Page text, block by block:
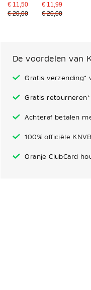
€ 11,50
€ 20,00
€ 11,99
€ 20,00
De voordelen van
Gratis verzending*
Gratis
Achteraf betalen
100% officiële
Oranje ClubCard